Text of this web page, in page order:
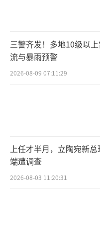
三警齐发！多地10级以
流与暴雨预警
2026-08-09 07:11:29
上任才半月，立陶宛新
端遭调查
2026-08-03 11:20:31